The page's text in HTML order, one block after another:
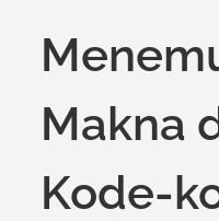
Makna
Kode-